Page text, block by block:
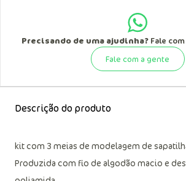
Precisando de uma ajudinha?Fale
Fale com a gente
Descrição do produto
kit com 3 meias de modelagem de
Produzida com fio de algodão macio e